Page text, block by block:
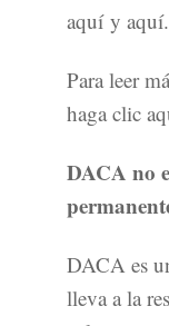
aquí y aquí.
Para leer
haga clic
DACA no
DACA es
lleva a la